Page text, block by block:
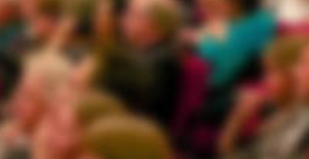
#8 Wat als je links wilt,
maar rechts moet?